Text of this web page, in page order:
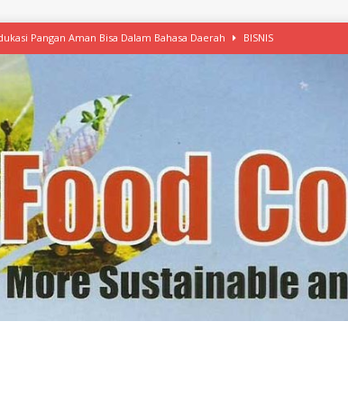
Pangan Aman Bisa Dalam Bahasa Daerah BISNIS
Mulai Ekspansi, IKEA dan MSC Dukung Seafood Berkelanjutan
Free Versi Healthy Choice, Tepung Talas Kimpul Pilihan Menu Sehat
Latih Olah Singkong, KKN Universitas Lampung Kenalkan Sosmocaf
Makanan dengan McCormick, Ciptakan Raksasa Rp1.100 Triliun